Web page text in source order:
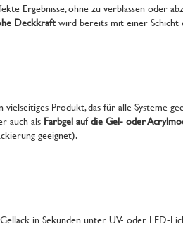
Ergebnisse, ohne zu verblassen oder
Deckkraftwird bereits mit einer Schicht
Produkt, das für alle Systeme
auch als Farbgel auf die Gel- oder
geeignet).
in Sekunden unter UV- oder LED-